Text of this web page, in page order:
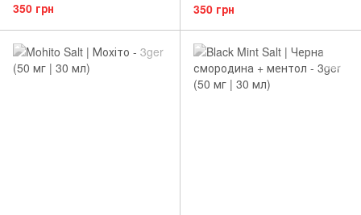
350 грн
30 мл)
350 грн